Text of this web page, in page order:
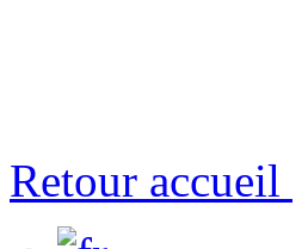
Retour accueil